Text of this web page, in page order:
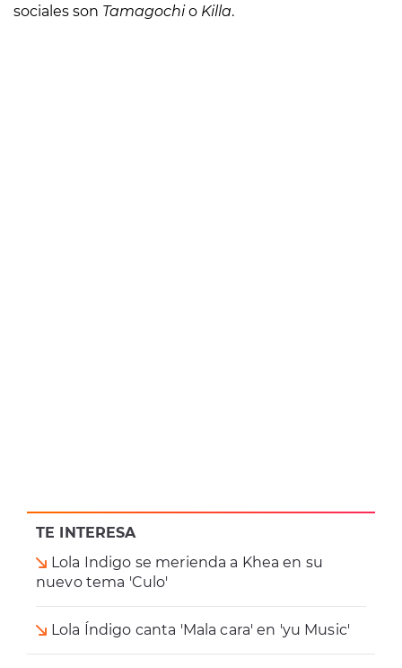
TE INTERESA
Lola Indigo se merienda a Khea en su
nuevo tema 'Culo'
Lola Índigo canta 'Mala cara' en 'yu Music'
sociales son Tamagochio Killa.